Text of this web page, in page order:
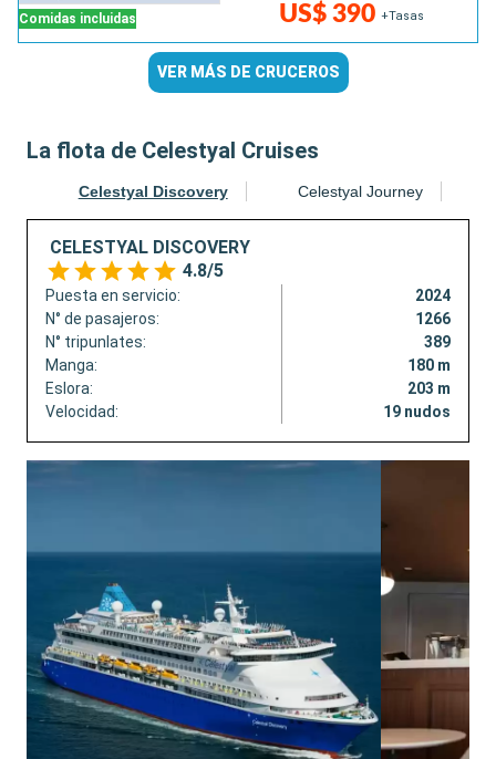
Comidas incluidas US$ 390 +Tasas
VER MÁS DE CRUCEROS
La flota de Celestyal Cruises
Celestyal Discovery Celestyal Journey
CELESTYAL DISCOVERY
4.8/5
Puesta en servicio:
2024
N° de pasajeros:
1266
N° tripunlates:
389
Manga:
180 m
Eslora:
203 m
Velocidad:
19 nudos